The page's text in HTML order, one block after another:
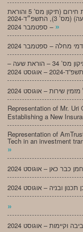
מעו”דכן יחסי עבודה – צו הגנה על עובדים בשעת חירום (תיקון מס’ 5 והוראת
שעה – חרבות ברזל) (הארכת תקופת הוראת השעה) (מס’ 3), התשפ״ד-2024
– ספטמבר 2024 »
מעו”דכן יחסי עבודה – חוק פיצויי פיטורים (תיקון מס’ 34 – הוראת שעה –
Representation of Mr.
Establishing a New
Representation of
Tech in an investment
»
»